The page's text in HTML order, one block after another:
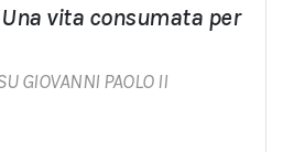
Una vita consumata per
GIOVANNI PAOLO II